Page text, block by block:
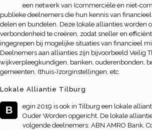
een netwerk van (commerciële en niet-
publieke deelnemers die hun kennis van
delen en bundelen. Deze lokale allianties worden
verbondenheid te creëren, zodat sneller en
ingegrepen bij mogelijke situaties van financieel
Deelnemers aan allianties zijn bijvoorbeeld Veilig
wijkverpleegkundigen, banken, ouderenbonden,
gemeenten, (thuis-)zorginstellingen, etc.
Lokale Alliantie Tilburg
B
egin 2019 is ook in Tilburg een lokale
Ouder Worden opgericht. De lokale
volgende deelnemers: ABN AMRO Bank,